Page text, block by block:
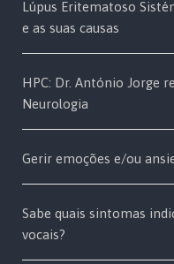
Lúpus Eritematoso
e as suas causas
HPC: Dr. António Jorge
Neurologia
Gerir emoções e/ou
Sabe quais sintomas
vocais?